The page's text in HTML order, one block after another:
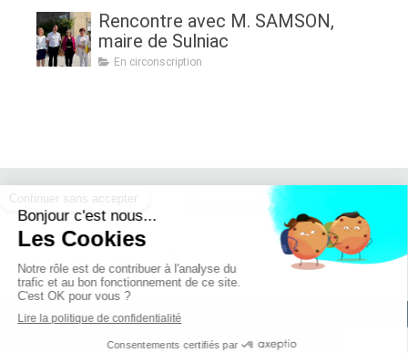
Renouveau générationnel,
femmes dans l'agriculture et
sécurité alimentaire »
Rencontre avec M. SAMSON,
maire de Sulniac
En circonscription
Retrouvez moi sur :